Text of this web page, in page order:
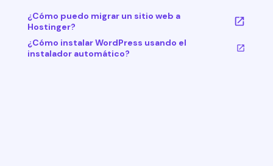
¿Cómo puedo migrar un sitio web a
Hostinger?
¿Cómo instalar WordPress usando el
instalador automático?